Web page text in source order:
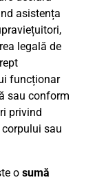
asistența
legală de
funcționar
sau conform
privind
sau
o sumă